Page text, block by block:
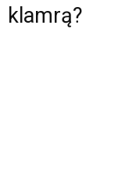
klamrą?